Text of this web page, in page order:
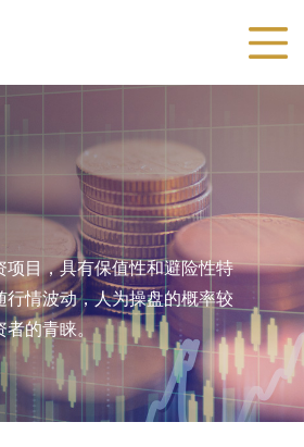
目，具有保值性和避险性特
行情波动，人为操盘的概率较
者的青睐。